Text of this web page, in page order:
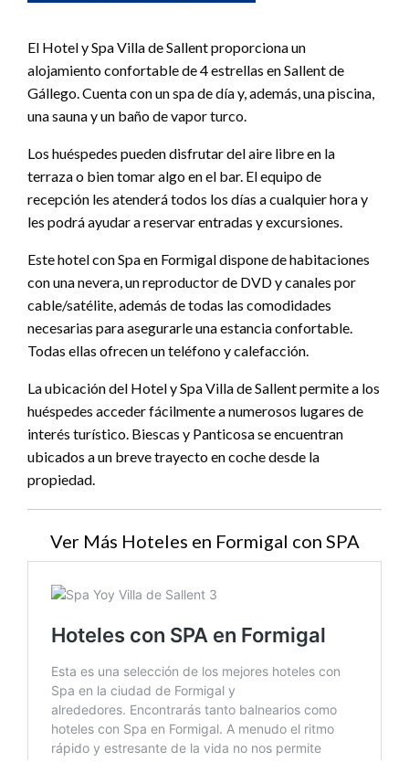
El Hotel y Spa Villa de Sallent proporciona un
alojamiento confortable de 4 estrellas en Sallent de
Gállego. Cuenta con un spa de día y, además, una piscina,
una sauna y un baño de vapor turco.
Los huéspedes pueden disfrutar del aire libre en la
terraza o bien tomar algo en el bar. El equipo de
recepción les atenderá todos los días a cualquier hora y
les podrá ayudar a reservar entradas y excursiones.
Este hotel con Spa en Formigal dispone de habitaciones
con una nevera, un reproductor de DVD y canales por
cable/satélite, además de todas las comodidades
necesarias para asegurarle una estancia confortable.
Todas ellas ofrecen un teléfono y calefacción.
La ubicación del Hotel y Spa Villa de Sallent permite a los
huéspedes acceder fácilmente a numerosos lugares de
interés turístico. Biescas y Panticosa se encuentran
ubicados a un breve trayecto en coche desde la
propiedad.
Ver Más Hoteles en Formigal con SPA